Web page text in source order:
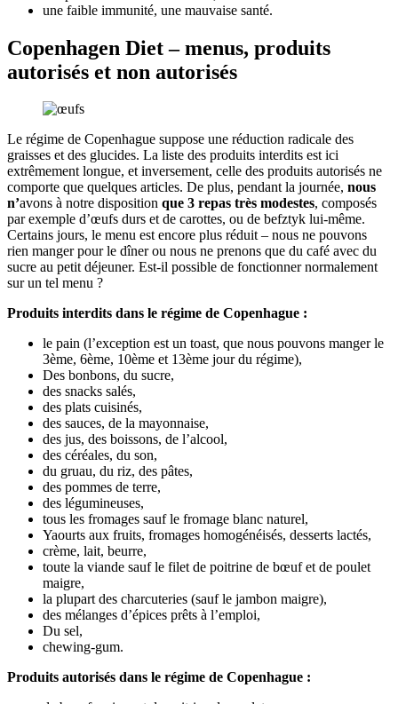
une faible immunité, une mauvaise santé.
Copenhagen Diet – menus, produits
autorisés et non autorisés
Le régime de Copenhague suppose une réduction radicale des
graisses et des glucides. La liste des produits interdits est ici
extrêmement longue, et inversement, celle des produits autorisés ne
comporte que quelques articles. De plus, pendant la journée, nous
n’avons à notre disposition que 3 repas très modestes, composés
par exemple d’œufs durs et de carottes, ou de befztyk lui-même.
Certains jours, le menu est encore plus réduit – nous ne pouvons
rien manger pour le dîner ou nous ne prenons que du café avec du
sucre au petit déjeuner. Est-il possible de fonctionner normalement
sur un tel menu ?
Produits interdits dans le régime de Copenhague :
le pain (l’exception est un toast, que nous pouvons manger le
3ème, 6ème, 10ème et 13ème jour du régime),
Des bonbons, du sucre,
des snacks salés,
des plats cuisinés,
des sauces, de la mayonnaise,
des jus, des boissons, de l’alcool,
des céréales, du son,
du gruau, du riz, des pâtes,
des pommes de terre,
des légumineuses,
tous les fromages sauf le fromage blanc naturel,
Yaourts aux fruits, fromages homogénéisés, desserts lactés,
crème, lait, beurre,
toute la viande sauf le filet de poitrine de bœuf et de poulet
maigre,
la plupart des charcuteries (sauf le jambon maigre),
des mélanges d’épices prêts à l’emploi,
Du sel,
chewing-gum.
Produits autorisés dans le régime de Copenhague :